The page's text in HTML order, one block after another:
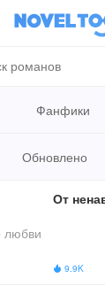
Фанфики
Обновлено
От
 9.9K